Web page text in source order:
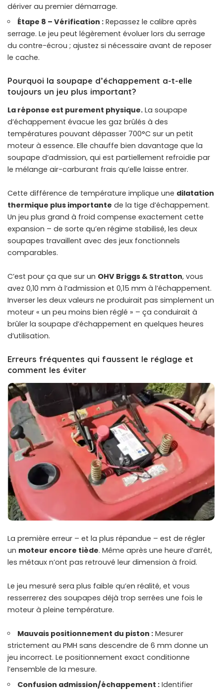
dériver au premier démarrage.
Étape 8 – Vérification : Repassez le calibre après
serrage. Le jeu peut légèrement évoluer lors du serrage
du contre-écrou ; ajustez si nécessaire avant de reposer
le cache.
Pourquoi la soupape d’échappement a-t-elle
toujours un jeu plus important?
La réponse est purement physique. La soupape
d’échappement évacue les gaz brûlés à des
températures pouvant dépasser 700°C sur un petit
moteur à essence. Elle chauffe bien davantage que la
soupape d’admission, qui est partiellement refroidie par
le mélange air-carburant frais qu’elle laisse entrer.
Cette différence de température implique une dilatation
thermique plus importante de la tige d’échappement.
Un jeu plus grand à froid compense exactement cette
expansion – de sorte qu’en régime stabilisé, les deux
soupapes travaillent avec des jeux fonctionnels
comparables.
C’est pour ça que sur un OHV Briggs & Stratton, vous
avez 0,10 mm à l’admission et 0,15 mm à l’échappement.
Inverser les deux valeurs ne produirait pas simplement un
moteur « un peu moins bien réglé » – ça conduirait à
brûler la soupape d’échappement en quelques heures
d’utilisation.
Erreurs fréquentes qui faussent le réglage et
comment les éviter
La première erreur – et la plus répandue – est de régler
un moteur encore tiède. Même après une heure d’arrêt,
les métaux n’ont pas retrouvé leur dimension à froid.
Le jeu mesuré sera plus faible qu’en réalité, et vous
resserrerez des soupapes déjà trop serrées une fois le
moteur à pleine température.
Mauvais positionnement du piston : Mesurer
strictement au PMH sans descendre de 6 mm donne un
jeu incorrect. Le positionnement exact conditionne
l’ensemble de la mesure.
Confusion admission/échappement : Identifier